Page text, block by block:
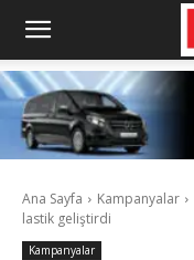
Ana Sayfa Kampanyalar
lastik geliştirdi
Kampanyalar